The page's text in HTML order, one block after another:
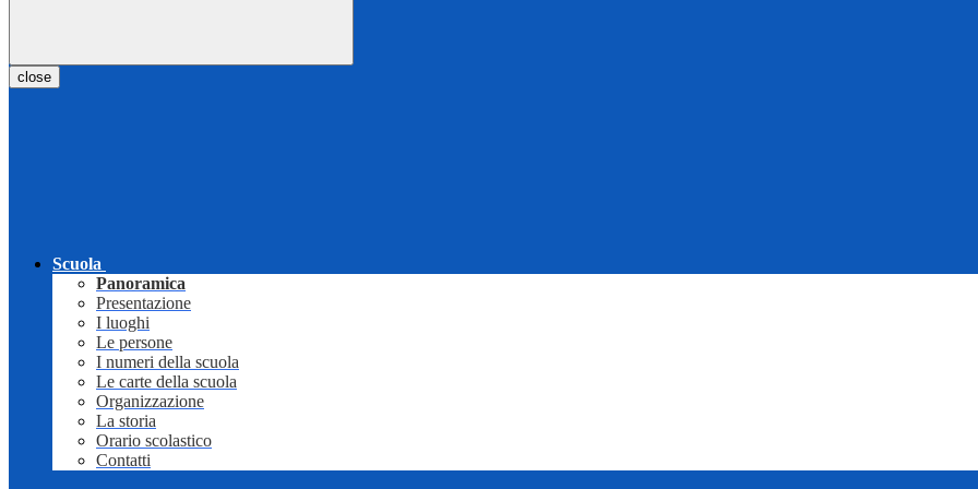
close
Scuola
Panoramica
Presentazione
I luoghi
Le persone
I numeri della scuola
Le carte della scuola
Organizzazione
La storia
Orario scolastico
Contatti